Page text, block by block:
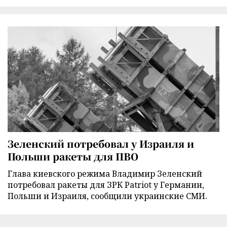
Зеленский потребовал у Израиля и
Польши ракеты для ПВО
Глава киевского режима Владимир Зеленский
потребовал ракеты для ЗРК Patriot у Германии,
Польши и Израиля, сообщили украинские СМИ.